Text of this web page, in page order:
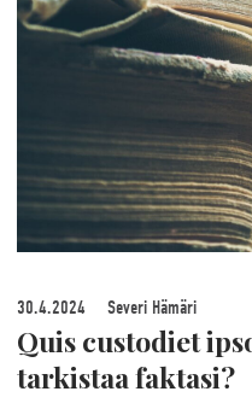
30.4.2024 Severi Hämäri
Quis custodiet
tarkistaa faktasi?